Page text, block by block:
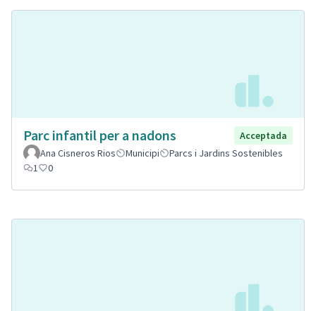
Parc infantil per a nadons
Acceptada
Ana Cisneros Rios
Municipi
Parcs i Jardins Sostenibles
1
0